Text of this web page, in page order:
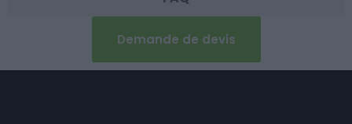
Demande de devis